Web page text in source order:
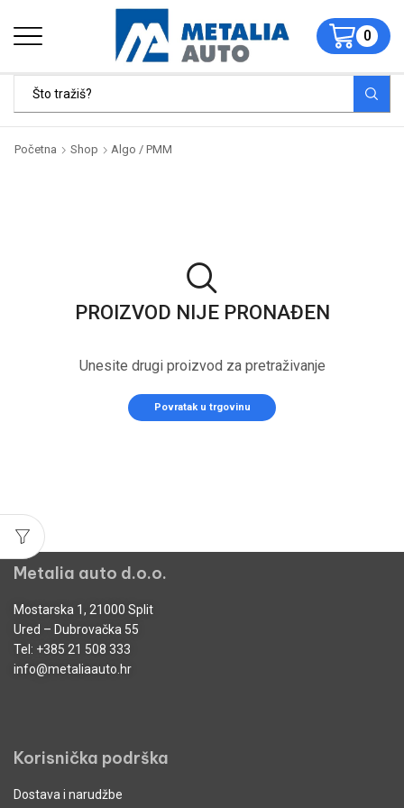
0
Početna Shop Algo / PMM
PROIZVOD NIJE PRONAĐEN
Unesite drugi proizvod za pretraživanje
Povratak u trgovinu
Metalia auto d.o.o.
Mostarska 1, 21000 Split
Ured – Dubrovačka 55
Tel: +385 21 508 333
info@metaliaauto.hr
Korisnička podrška
Dostava i narudžbe